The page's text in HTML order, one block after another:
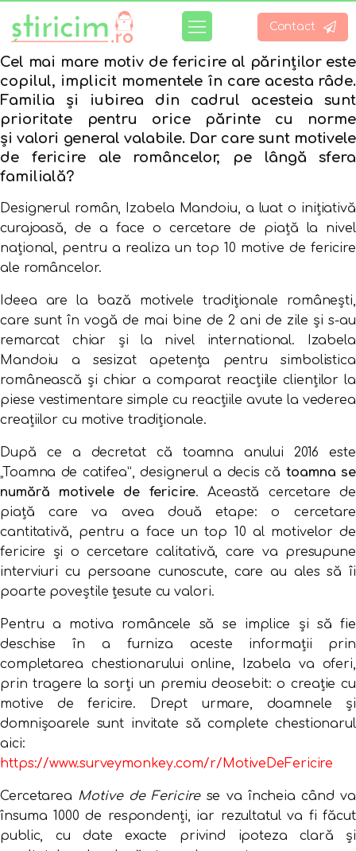
Contact
Cel mai mare motiv de fericire al părinților este
copilul, implicit momentele în care acesta râde.
Familia și iubirea din cadrul acesteia sunt
prioritate pentru orice părinte cu norme
și valori general valabile. Dar care sunt motivele
de fericire ale româncelor, pe lângă sfera
familială?
Designerul român, Izabela Mandoiu, a luat o inițiativă
curajoasă, de a face o cercetare de piață la nivel
național, pentru a realiza un top 10 motive de fericire
ale româncelor.
Ideea are la bază motivele tradiționale românești,
care sunt în vogă de mai bine de 2 ani de zile și s-au
remarcat chiar și la nivel international. Izabela
Mandoiu a sesizat apetența pentru simbolistica
românească și chiar a comparat reacțiile clienților la
piese vestimentare simple cu reacțiile avute la vederea
creațiilor cu motive tradiționale.
După ce a decretat că toamna anului 2016 este
„Toamna de catifea”, designerul a decis că toamna se
numără motivele de fericire. Această cercetare de
piață care va avea două etape: o cercetare
cantitativă, pentru a face un top 10 al motivelor de
fericire și o cercetare calitativă, care va presupune
interviuri cu persoane cunoscute, care au ales să îi
poarte poveștile țesute cu valori.
Pentru a motiva româncele să se implice și să fie
deschise în a furniza aceste informații prin
completarea chestionarului online, Izabela va oferi,
prin tragere la sorți un premiu deosebit: o creație cu
motive de fericire. Drept urmare, doamnele și
domnișoarele sunt invitate să complete chestionarul
aici:
https://www.surveymonkey.com/r/MotiveDeFericire
Cercetarea Motive de Fericirese va încheia când va
însuma 1000 de respondenți, iar rezultatul va fi făcut
public, cu date exacte privind ipoteza clară și